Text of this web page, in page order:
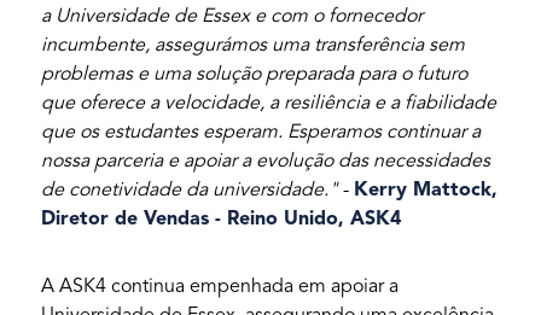
a Universidade de Essex e com o fornecedor
incumbente, assegurámos uma transferência sem
problemas e uma solução preparada para o futuro
que oferece a velocidade, a resiliência e a fiabilidade
que os estudantes esperam. Esperamos continuar a
nossa parceria e apoiar a evolução das necessidades
de conetividade da universidade."- Kerry Mattock,
Diretor de Vendas - Reino Unido, ASK4
A ASK4 continua empenhada em apoiar a